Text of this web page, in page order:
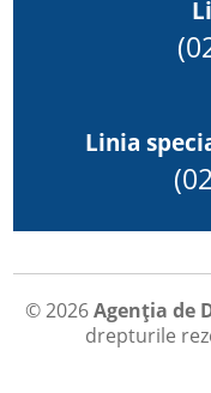
Linia
© 2026Agenția de
drepturile